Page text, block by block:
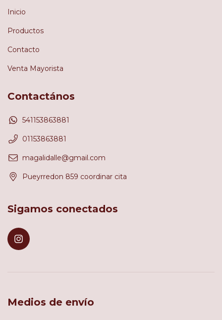
Inicio
Productos
Contacto
Venta Mayorista
Contactános
541153863881
01153863881
magalidalle@gmail.com
Pueyrredon 859 coordinar cita
Sigamos conectados
Medios de envío